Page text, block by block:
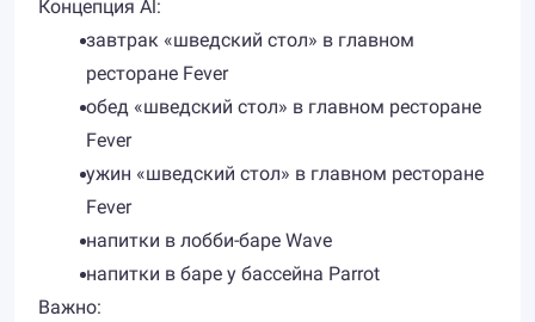
Концепция Al:
завтрак «шведский стол» в главном
ресторане Fever
обед «шведский стол» в главном ресторане
Fever
ужин «шведский стол» в главном ресторане
Fever
напитки в лобби-баре Wave
напитки в баре у бассейна Parrot
Важно: